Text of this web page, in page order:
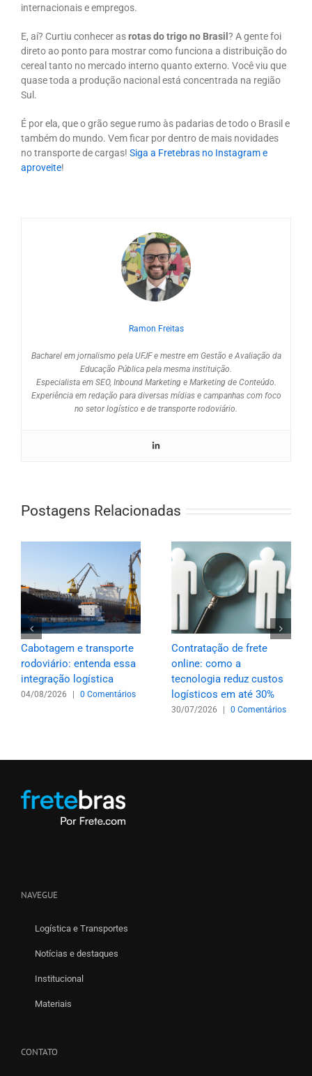
internacionais e empregos.
E, aí? Curtiu conhecer asrotas do trigo no Brasil ? A gente foi
direto ao ponto para mostrar como funciona a distribuição do
cereal tanto no mercado interno quanto externo. Você viu que
quase toda a produção nacional está concentrada na região
Sul.
É por ela, que o grão segue rumo às padarias de todo o Brasil e
também do mundo. Vem ficar por dentro de mais novidades
no transporte de cargas! Siga a Fretebras no Instagram e
aproveite!
Ramon Freitas
Bacharel em jornalismo pela UFJF e mestre em Gestão e Avaliação da
Educação Pública pela mesma instituição.
Especialista em SEO, Inbound Marketing e Marketing de Conteúdo.
Experiência em redação para diversas mídias e campanhas com foco
no setor logístico e de transporte rodoviário.
Postagens Relacionadas
Cabotagem e transporte
rodoviário: entenda essa
integração logística
04/08/2026 | 0 Comentários
Contratação de frete
online: como a
tecnologia reduz custos
logísticos em até 30%
30/07/2026 | 0 Comentários
NAVEGUE
Logística e Transportes
Notícias e destaques
Institucional
Materiais
CONTATO